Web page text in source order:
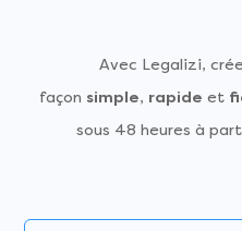
Avec Legalizi,
façon simple, rapide et
sous 48 heures à